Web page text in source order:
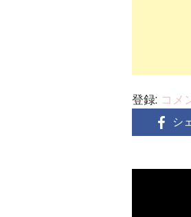
登録: コメ
シ